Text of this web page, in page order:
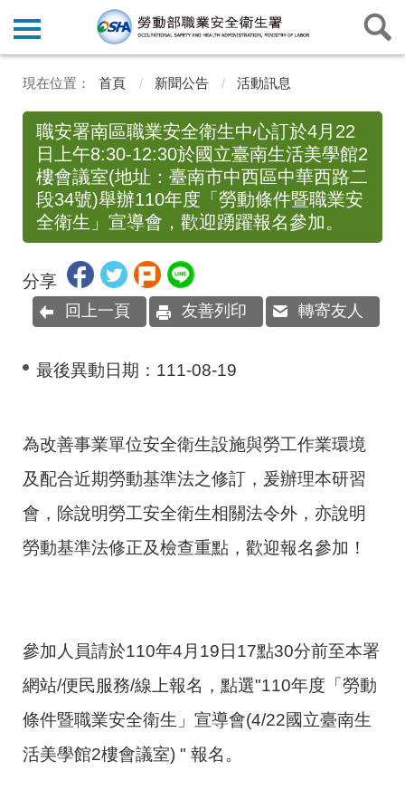
首頁 新聞公告 活動訊息
職安署南區職業安全衛生中心訂於4月22
日上午8:30-12:30於國立臺南生活美學館2
樓會議室(地址：臺南市中西區中華西路二
段34號)舉辦110年度「勞動條件暨職業安
全衛生」宣導會，歡迎踴躍報名參加。
分享
回上一頁 友善列印 轉寄友人
最後異動日期： 111-08-19
為改善事業單位安全衛生設施與勞工作業環境
及配合近期勞動基準法之修訂，爰辦理本研習
會，除說明勞工安全衛生相關法令外，亦說明
勞動基準法修正及檢查重點，歡迎報名參加！
參加人員請於110年4月19日17點30分前至本署
網站/便民服務/線上報名，點選"110年度「勞動
條件暨職業安全衛生」宣導會(4/22國立臺南生
活美學館2樓會議室) " 報名。